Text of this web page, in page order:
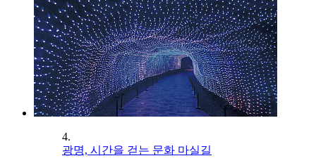
4.
광명, 시간을 걷는 문화 마실길